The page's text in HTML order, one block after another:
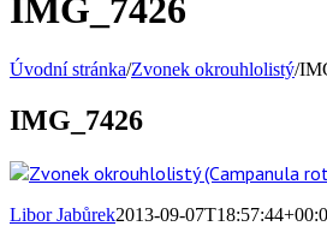
IMG_7426
Úvodní stránka/Zvonek okrouhlolistý/
IMG_7426
Libor Jabůrek2013-09-